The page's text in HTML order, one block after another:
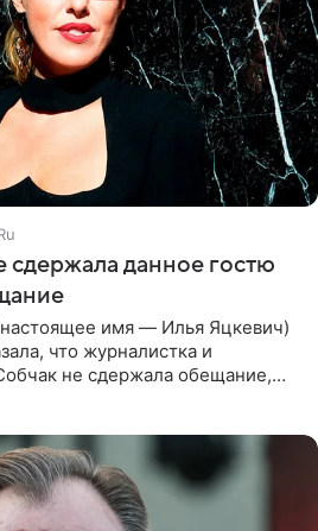
сдержала данное гостю
имя — Илья Яцкевич)
что журналистка и
не сдержала обещание,